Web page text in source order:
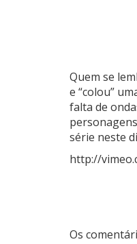
Quem se
e “colou”
falta de
série neste
http://
Os